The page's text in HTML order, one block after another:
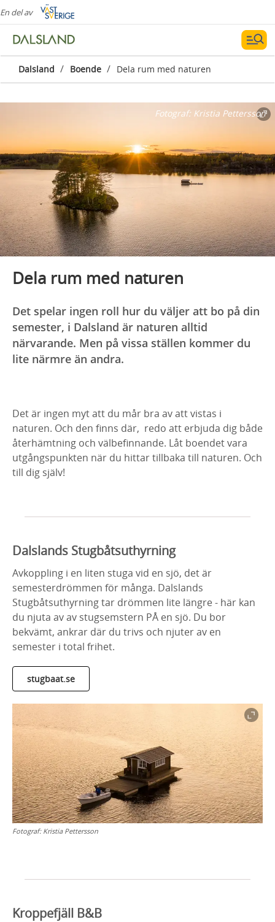
En del av
Dalsland / Boende / Dela rum med naturen
Fotograf: Kristia Pettersson
Dela rum med naturen
Det spelar ingen roll hur du väljer att bo på din
semester, i Dalsland är naturen alltid
närvarande. Men på vissa ställen kommer du
lite närmre än andra.
Det är ingen myt att du mår bra av att vistas i
naturen. Och den finns där, redo att erbjuda dig både
återhämtning och välbefinnande. Låt boendet vara
utgångspunkten när du hittar tillbaka till naturen. Och
till dig själv!
Dalslands Stugbåtsuthyrning
Avkoppling i en liten stuga vid en sjö, det är
semesterdrömmen för många. Dalslands
Stugbåtsuthyrning tar drömmen lite längre - här kan
du njuta av av stugsemstern PÅ en sjö. Du bor
bekvämt, ankrar där du trivs och njuter av en
semester i total frihet.
stugbaat.se
Fotograf: Kristia Pettersson
Kroppefjäll B&B